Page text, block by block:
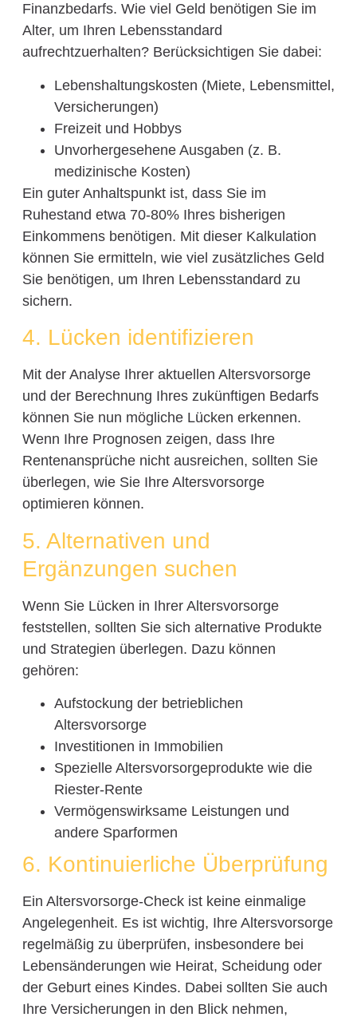
Finanzbedarfs. Wie viel Geld benötigen Sie im
Alter, um Ihren Lebensstandard
aufrechtzuerhalten? Berücksichtigen Sie dabei:
Lebenshaltungskosten (Miete, Lebensmittel,
Versicherungen)
Freizeit und Hobbys
Unvorhergesehene Ausgaben (z. B.
medizinische Kosten)
Ein guter Anhaltspunkt ist, dass Sie im
Ruhestand etwa 70-80% Ihres bisherigen
Einkommens benötigen. Mit dieser Kalkulation
können Sie ermitteln, wie viel zusätzliches Geld
Sie benötigen, um Ihren Lebensstandard zu
sichern.
4. Lücken identifizieren
Mit der Analyse Ihrer aktuellen Altersvorsorge
und der Berechnung Ihres zukünftigen Bedarfs
können Sie nun mögliche Lücken erkennen.
Wenn Ihre Prognosen zeigen, dass Ihre
Rentenansprüche nicht ausreichen, sollten Sie
überlegen, wie Sie Ihre Altersvorsorge
optimieren können.
5. Alternativen und
Ergänzungen suchen
Wenn Sie Lücken in Ihrer Altersvorsorge
feststellen, sollten Sie sich alternative Produkte
und Strategien überlegen. Dazu können
gehören:
Aufstockung der betrieblichen
Altersvorsorge
Investitionen in Immobilien
Spezielle Altersvorsorgeprodukte wie die
Riester-Rente
Vermögenswirksame Leistungen und
andere Sparformen
6. Kontinuierliche Überprüfung
Ein Altersvorsorge-Check ist keine einmalige
Angelegenheit. Es ist wichtig, Ihre Altersvorsorge
regelmäßig zu überprüfen, insbesondere bei
Lebensänderungen wie Heirat, Scheidung oder
der Geburt eines Kindes. Dabei sollten Sie auch
Ihre Versicherungen in den Blick nehmen,